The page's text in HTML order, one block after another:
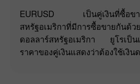
EURUSD เป็นคู่เงินที่ซื้อขายกั
สหรัฐอเมริกาที่มีการซื้อขายกันด้
ดอลลาร์สหรัฐอเมริกา ยูโรเป็นเ
ราคาของคู่เงินแสดงว่าต้องใช้เงิ